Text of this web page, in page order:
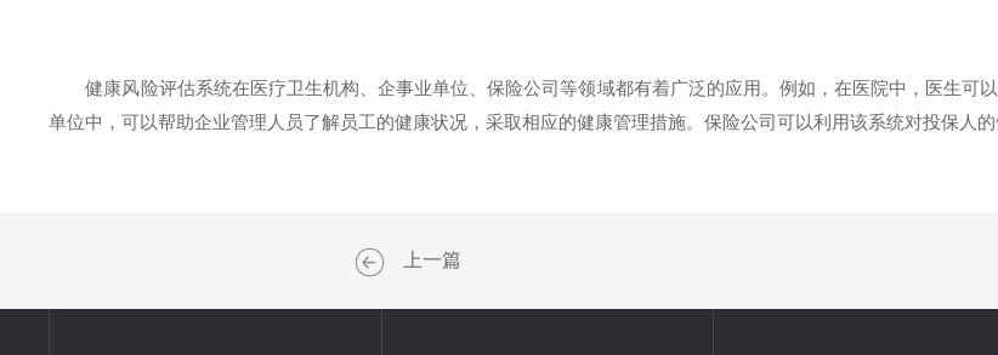
健康风险评估系统在医疗卫生机构、企事业单位、保险公司等领域都有着广泛的应用。例如，在医院中，医生可
单位中，可以帮助企业管理人员了解员工的健康状况，采取相应的健康管理措施。保险公司可以利用该系统对投保人
上一篇